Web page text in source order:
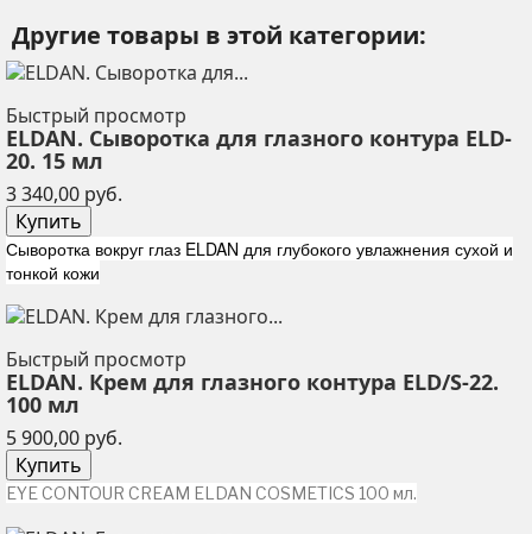
Другие товары в этой категории:
Быстрый просмотр
ELDAN. Сыворотка для глазного контура ELD-
20. 15 мл
3 340,00 руб.
Купить
Сыворотка вокруг глаз ELDAN для глубокого увлажнения сухой и
тонкой кожи
Быстрый просмотр
ELDAN. Крем для глазного контура ELD/S-22.
100 мл
5 900,00 руб.
Купить
EYE CONTOUR CREAM ELDAN COSMETICS 100 мл.